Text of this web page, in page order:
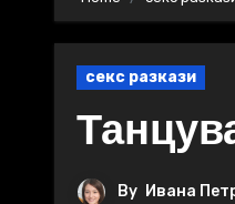
секс разкази
By Ивана